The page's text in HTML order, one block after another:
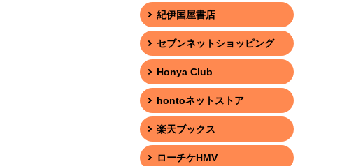
紀伊国屋書店
セブンネットショッピング
Honya Club
hontoネットストア
楽天ブックス
ローチケHMV